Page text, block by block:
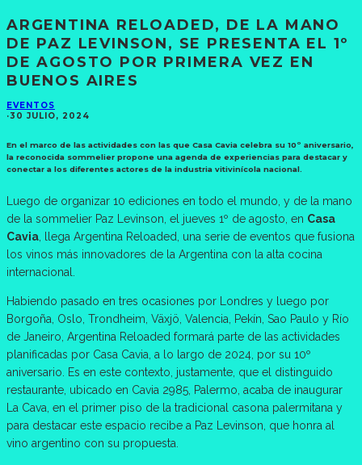
ARGENTINA RELOADED, DE LA MANO
DE PAZ LEVINSON, SE PRESENTA EL 1º
DE AGOSTO POR PRIMERA VEZ EN
BUENOS AIRES
EVENTOS
·30 JULIO, 2024
En el marco de las actividades con las que Casa Cavia celebra su 10º aniversario,
la reconocida sommelier propone una agenda de experiencias para destacar y
conectar a los diferentes actores de la industria vitivinícola nacional.
Luego de organizar 10 ediciones en todo el mundo, y de la mano
de la sommelier Paz Levinson, el jueves 1º de agosto, en Casa
Cavia, llega Argentina Reloaded, una serie de eventos que fusiona
los vinos más innovadores de la Argentina con la alta cocina
internacional.
Habiendo pasado en tres ocasiones por Londres y luego por
Borgoña, Oslo, Trondheim, Växjö, Valencia, Pekín, Sao Paulo y Río
de Janeiro, Argentina Reloaded formará parte de las actividades
planificadas por Casa Cavia, a lo largo de 2024, por su 10º
aniversario. Es en este contexto, justamente, que el distinguido
restaurante, ubicado en Cavia 2985, Palermo, acaba de inaugurar
La Cava, en el primer piso de la tradicional casona palermitana y
para destacar este espacio recibe a Paz Levinson, que honra al
vino argentino con su propuesta.